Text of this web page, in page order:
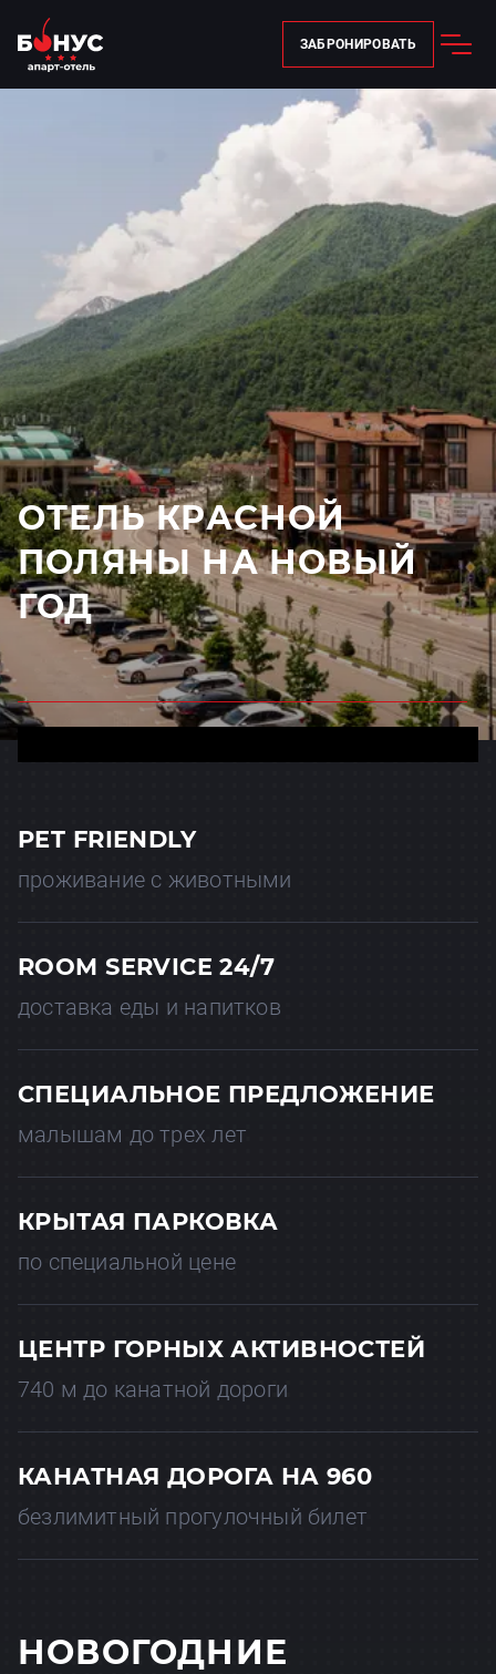
ЗАБРОНИРОВАТЬ
ОТЕЛЬ КРАСНОЙ
ПОЛЯНЫ НА НОВЫЙ
ГОД
PET FRIENDLY
проживание с животными
ROOM SERVICE 24/7
доставка еды и напитков
СПЕЦИАЛЬНОЕ ПРЕДЛОЖЕНИЕ
малышам до трех лет
КРЫТАЯ ПАРКОВКА
по специальной цене
ЦЕНТР ГОРНЫХ АКТИВНОСТЕЙ
740 м до канатной дороги
КАНАТНАЯ ДОРОГА НА 960
безлимитный прогулочный билет
НОВОГОДНИЕ